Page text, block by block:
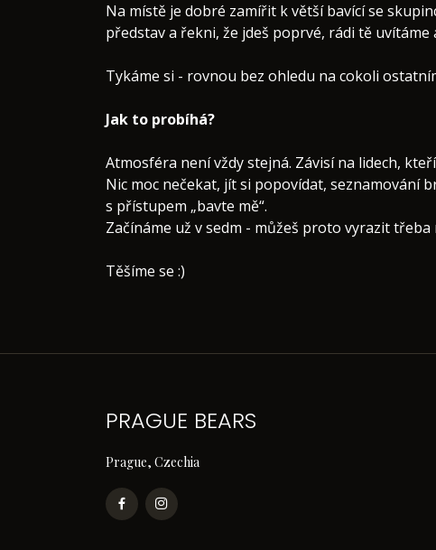
Na místě je dobré zamířit k větší bavící se
představ a řekni, že jdeš poprvé, rádi tě uvítáme
Tykáme si - rovnou bez ohledu na cokoli
Jak to probíhá?
Atmosféra není vždy stejná. Závisí na lidech,
Nic moc nečekat, jít si popovídat, seznamování
s přístupem „bavte mě“.
Začínáme už v sedm - můžeš proto vyrazit třeba
Těšíme se :)
PRAGUE BEARS
Prague, Czechia